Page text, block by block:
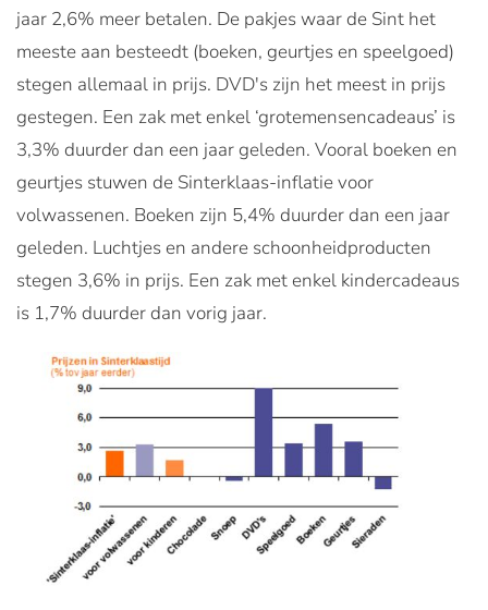
jaar 2,6% meer betalen. De pakjes waar de Sint het
meeste aan besteedt (boeken, geurtjes en speelgoed)
stegen allemaal in prijs. DVD's zijn het meest in prijs
gestegen. Een zak met enkel ‘grotemensencadeaus’ is
3,3% duurder dan een jaar geleden. Vooral boeken en
geurtjes stuwen de Sinterklaas-inflatie voor
volwassenen. Boeken zijn 5,4% duurder dan een jaar
geleden. Luchtjes en andere schoonheidproducten
stegen 3,6% in prijs. Een zak met enkel kindercadeaus
is 1,7% duurder dan vorig jaar.